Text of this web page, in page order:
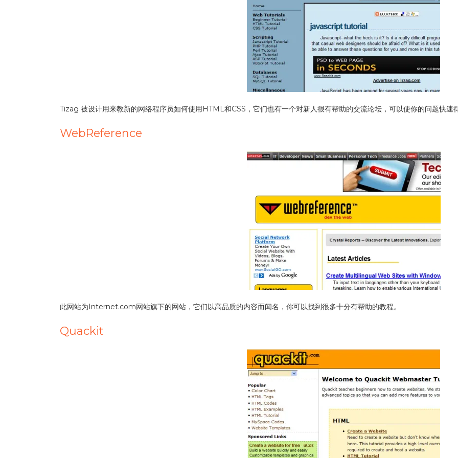
Tizag 被设计用来教新的网络程序员如何使用HTML和CSS，它们也有一个对新人很有帮助的交流论坛，可以使你的问题快速
WebReference
此网站为Internet.com网站旗下的网站，它们以高品质的内容而闻名，你可以找到很多十分有帮助的教程。
Quackit